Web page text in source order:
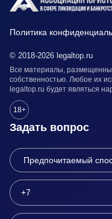
Политика
© 2018-2026 legaltop.ru
Все материалы,
собственностью. Любое их
legaltop.ru будет являться
18+
Задать вопрос